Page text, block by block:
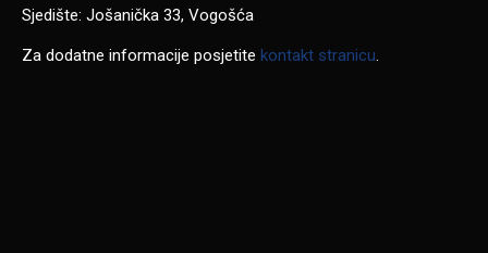
Sjedište: Jošanička 33, Vogošća
Za dodatne informacije posjetite kontakt stranicu.